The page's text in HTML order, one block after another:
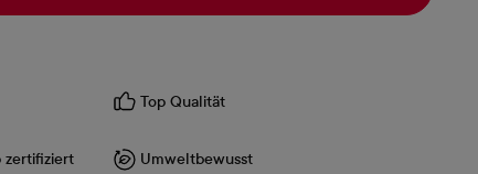
Top Qualität
zertifiziert Umweltbewusst